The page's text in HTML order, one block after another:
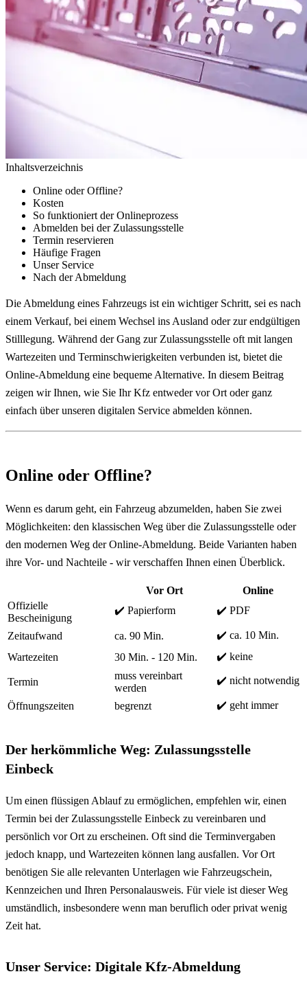
Inhaltsverzeichnis
Online oder Offline?
Kosten
So funktioniert der Onlineprozess
Abmelden bei der Zulassungsstelle
Termin reservieren
Häufige Fragen
Unser Service
Nach der Abmeldung
Die Abmeldung eines Fahrzeugs ist ein wichtiger Schritt, sei es nach
einem Verkauf, bei einem Wechsel ins Ausland oder zur endgültigen
Stilllegung. Während der Gang zur Zulassungsstelle oft mit langen
Wartezeiten und Terminschwierigkeiten verbunden ist, bietet die
Online-Abmeldung eine bequeme Alternative. In diesem Beitrag
zeigen wir Ihnen, wie Sie Ihr Kfz entweder vor Ort oder ganz
einfach über unseren digitalen Service abmelden können.
Online oder Offline?
Wenn es darum geht, ein Fahrzeug abzumelden, haben Sie zwei
Möglichkeiten: den klassischen Weg über die Zulassungsstelle oder
den modernen Weg der Online-Abmeldung. Beide Varianten haben
ihre Vor- und Nachteile - wir verschaffen Ihnen einen Überblick.
Vor Ort
Online
Offizielle
Bescheinigung
✔️ Papierform ✔️ PDF
Zeitaufwand ca. 90 Min.
✔️ ca. 10 Min.
Wartezeiten
30 Min. - 120 Min. ✔️ keine
Termin
muss vereinbart
werden
✔️ nicht notwendig
Öffnungszeiten begrenzt ✔️ geht immer
Der herkömmliche Weg: Zulassungsstelle
Einbeck
Um einen flüssigen Ablauf zu ermöglichen, empfehlen wir, einen
Termin bei der Zulassungsstelle Einbeck zu vereinbaren und
persönlich vor Ort zu erscheinen. Oft sind die Terminvergaben
jedoch knapp, und Wartezeiten können lang ausfallen. Vor Ort
benötigen Sie alle relevanten Unterlagen wie Fahrzeugschein,
Kennzeichen und Ihren Personalausweis. Für viele ist dieser Weg
umständlich, insbesondere wenn man beruflich oder privat wenig
Zeit hat.
Unser Service: Digitale Kfz-Abmeldung